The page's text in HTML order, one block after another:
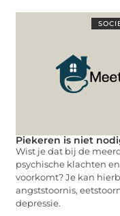
Piekeren is niet
Wist je dat bij de
psychische klachten
voorkomt? Je kan
angststoornis,
depressie.